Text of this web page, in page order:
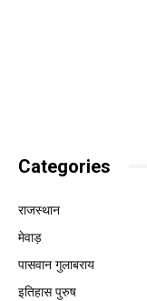
Categories
राजस्थान
मेवाड़
पासवान गुलाबराय
इतिहास पुरुष